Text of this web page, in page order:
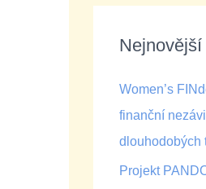
Women’s
finanční
dlouhodobých
Projekt